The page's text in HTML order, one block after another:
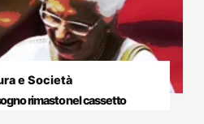
e Società
rimasto nel cassetto